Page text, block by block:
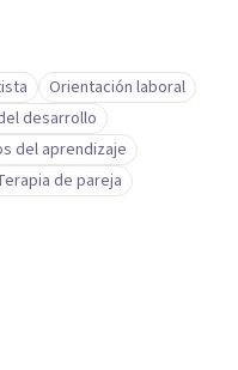
Orientación laboral
desarrollo
del aprendizaje
de pareja